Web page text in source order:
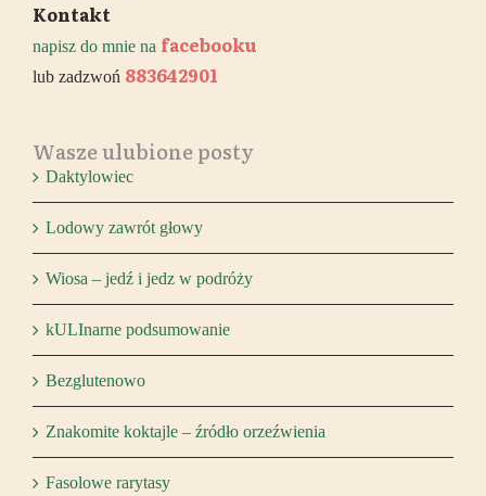
Kontakt
napisz do mnie na facebooku
lub zadzwoń 883642901
Wasze ulubione posty
Daktylowiec
Lodowy zawrót głowy
Wiosa – jedź i jedz w podróży
kULInarne podsumowanie
Bezglutenowo
Znakomite koktajle – źródło orzeźwienia
Fasolowe rarytasy